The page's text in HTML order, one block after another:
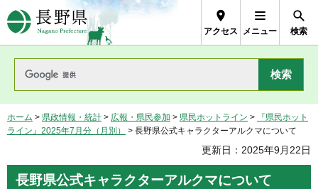
長野県Nagano Prefecture
アクセス メニュー 検索
ホーム > 県政情報・統計 > 広報・県民参加 > 県民ホットライン >
『県民ホット
ライン』2025年7月分（月別）
> 長野県公式キャラクターアルクマについて
更新日：2025年9月22日
長野県公式キャラクターアルクマについて